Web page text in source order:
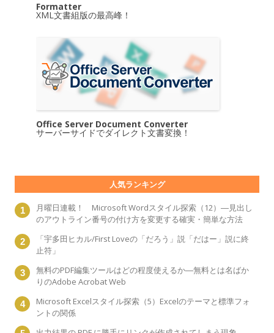
Formatter
XML文書組版の最高峰！
Office Server Document Converter
サーバーサイドでダイレクト文書変換！
人気ランキング
月曜日連載！ Microsoft Wordスタイル探索（12）―見出し
のアウトライン番号の付け方を変更する確実・簡単な方法
「宇多田ヒカル/First Loveの「だろう」説「だはー」説に終
止符」
無料のPDF編集ツールはどの程度使えるか―無料とは名ばか
りのAdobe Acrobat Web
Microsoft Excelスタイル探索（5）Excelのテーマと標準フォ
ントの関係